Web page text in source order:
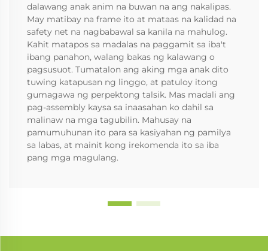
dalawang anak anim na buwan na ang nakalipas.
May matibay na frame ito at mataas na kalidad na
safety net na nagbabawal sa kanila na mahulog.
Kahit matapos sa madalas na paggamit sa iba't
ibang panahon, walang bakas ng kalawang o
pagsusuot. Tumatalon ang aking mga anak dito
tuwing katapusan ng linggo, at patuloy itong
gumagawa ng perpektong talsik. Mas madali ang
pag-assembly kaysa sa inaasahan ko dahil sa
malinaw na mga tagubilin. Mahusay na
pamumuhunan ito para sa kasiyahan ng pamilya
sa labas, at mainit kong irekomenda ito sa iba
pang mga magulang.